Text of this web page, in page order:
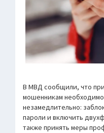
В МВД сообщили, что
мошенникам
незамедлительно:
пароли и включить
также принять меры